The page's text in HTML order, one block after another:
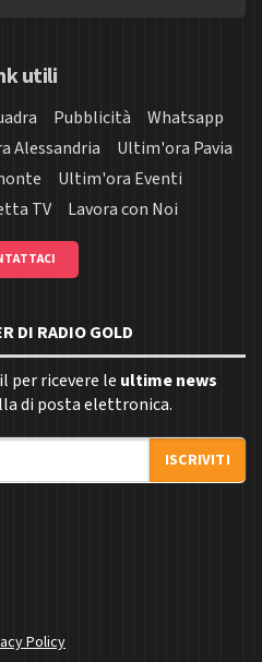
utili
Pubblicità
Whatsapp
Alessandria
Ultim'ora Pavia
Ultim'ora Eventi
TV Lavora con Noi
DI RADIO GOLD
per ricevere le ultime news
di posta elettronica.
ISCRIVITI
Policy